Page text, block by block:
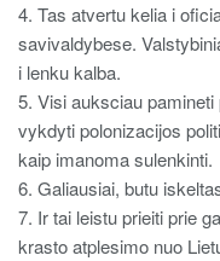
4. Tas atvertu kelia i
savivaldybese.
i lenku kalba.
5. Visi auksciau
vykdyti polonizacijos
kaip imanoma sulenkinti.
6. Galiausiai, butu
7. Ir tai leistu prieiti prie
krasto atplesimo nuo